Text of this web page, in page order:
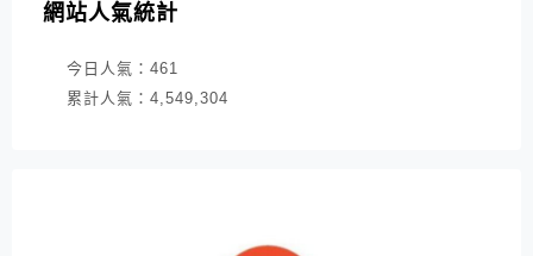
網站人氣統計
今日人氣： 461
累計人氣： 4,549,304